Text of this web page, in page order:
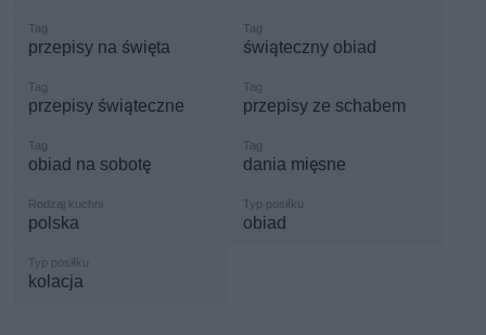
przepisy na święta świąteczny obiad
przepisy świąteczne przepisy ze schabem
obiad na sobotę dania mięsne
polska obiad
kolacja